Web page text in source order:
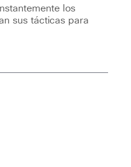
los
sus tácticas para